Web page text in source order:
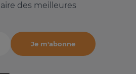
des meilleures
Je m'abonne